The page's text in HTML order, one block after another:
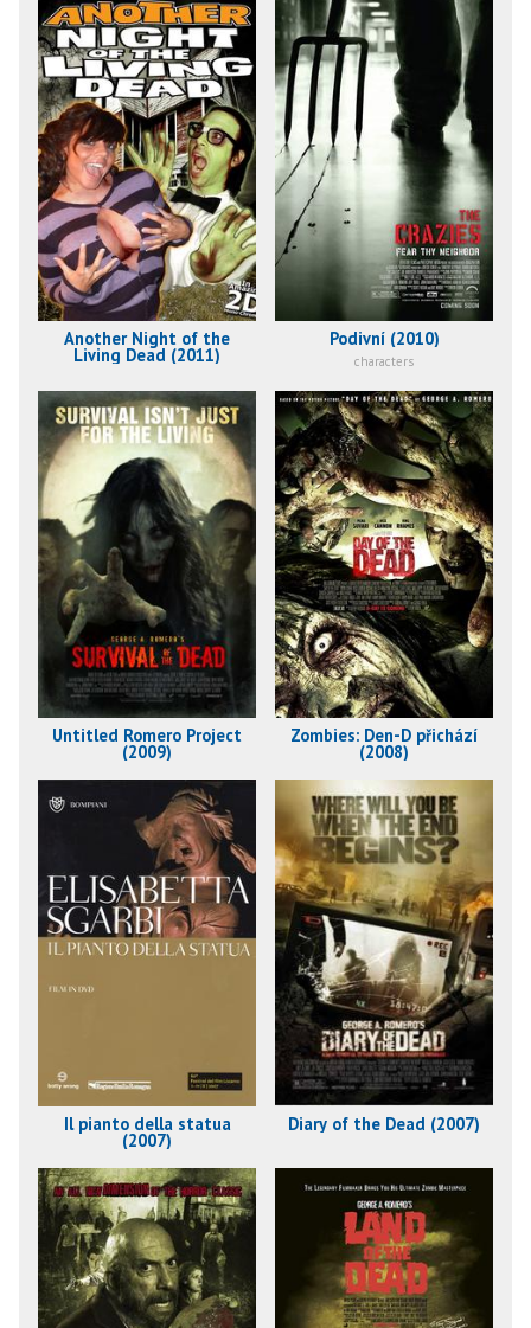
Another Night of the
Living Dead (2011)
Podivní (2010)
characters
Untitled Romero Project
(2009)
Zombies: Den-D přichází
(2008)
Il pianto della statua
(2007)
Diary of the Dead (2007)